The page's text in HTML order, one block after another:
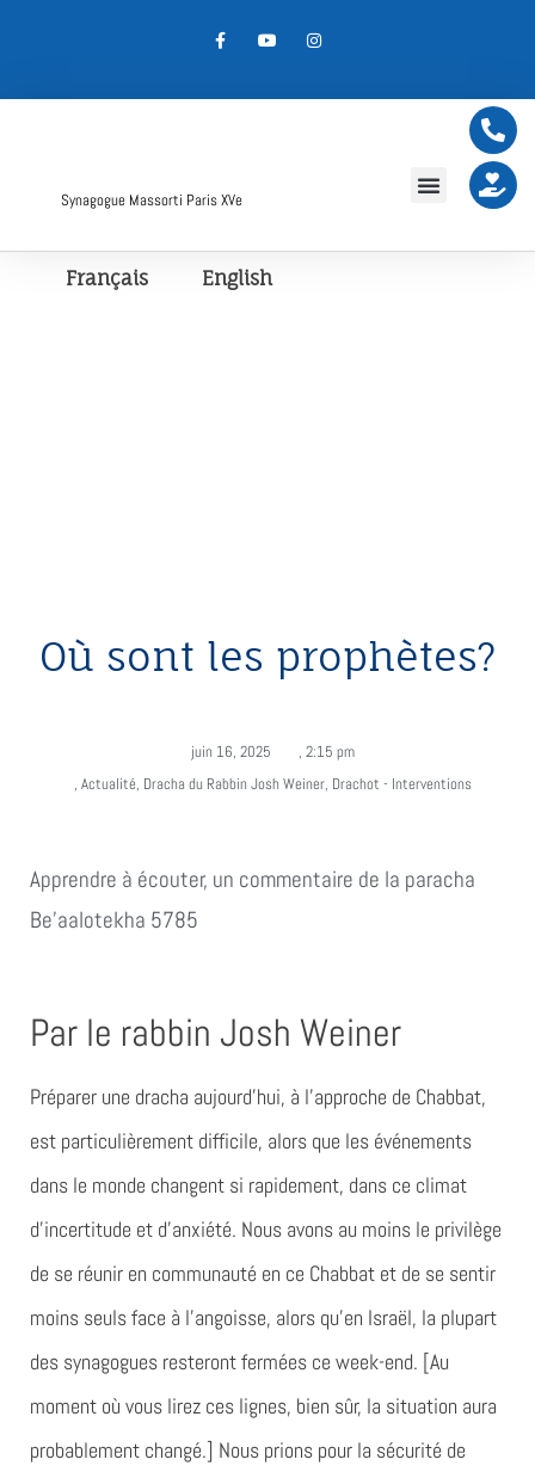
Synagogue Massorti Paris XVe
Français English
Où sont les prophètes?
juin 16, 2025 , 2:15 pm
, Actualité, Dracha du Rabbin Josh Weiner, Drachot - Interventions
Apprendre à écouter, un commentaire de la paracha
Be'aalotekha 5785
Par le rabbin Josh Weiner
Préparer une dracha aujourd’hui, à l’approche de Chabbat,
est particulièrement difficile, alors que les événements
dans le monde changent si rapidement, dans ce climat
d’incertitude et d’anxiété. Nous avons au moins le privilège
de se réunir en communauté en ce Chabbat et de se sentir
moins seuls face à l’angoisse, alors qu’en Israël, la plupart
des synagogues resteront fermées ce week-end. [Au
moment où vous lirez ces lignes, bien sûr, la situation aura
probablement changé.] Nous prions pour la sécurité de